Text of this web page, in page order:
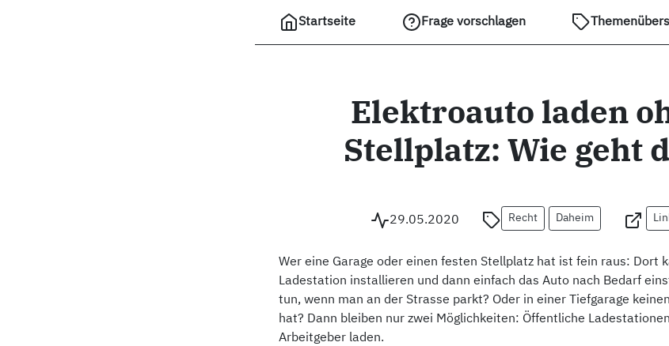
Startseite Frage vorschlagen
Elektroauto laden
Stellplatz: Wie geht
29.05.2020 Recht Daheim
Wer eine Garage oder einen festen Stellplatz hat ist fein raus: Dort
Ladestation installieren und dann einfach das Auto nach Bedarf
tun, wenn man an der Strasse parkt? Oder in einer Tiefgarage
hat? Dann bleiben nur zwei Möglichkeiten: Öffentliche
Arbeitgeber laden.